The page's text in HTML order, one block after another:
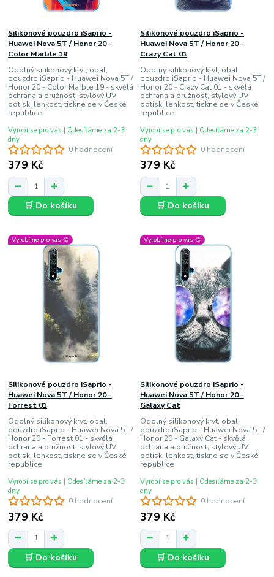
0 hodnocení
Silikonové pouzdro iSaprio -
Huawei Nova 5T / Honor 20 -
Color Marble 19
Odolný silikonový kryt, obal,
pouzdro iSaprio - Huawei Nova 5T /
Honor 20 - Color Marble 19 - skvělá
ochrana a pružnost, stylový UV
potisk, lehkost, tiskne se v České
republice
379 Kč
Vyrobí se pro vás | Odesíláme za 2-3
dny
🛒 Do košíku
0 hodnocení
Silikonové pouzdro iSaprio -
Huawei Nova 5T / Honor 20 -
Crazy Cat 01
Odolný silikonový kryt, obal,
pouzdro iSaprio - Huawei Nova 5T /
Honor 20 - Crazy Cat 01 - skvělá
ochrana a pružnost, stylový UV
potisk, lehkost, tiskne se v České
republice
379 Kč
Vyrobí se pro vás | Odesíláme za 2-3
dny
🛒 Do košíku
Vyrobíme pro vás 🎨
0 hodnocení
Silikonové pouzdro iSaprio -
Huawei Nova 5T / Honor 20 -
Forrest 01
Odolný silikonový kryt, obal,
pouzdro iSaprio - Huawei Nova 5T /
Honor 20 - Forrest 01 - skvělá
ochrana a pružnost, stylový UV
potisk, lehkost, tiskne se v České
republice
379 Kč
Vyrobí se pro vás | Odesíláme za 2-3
dny
🛒 Do košíku
Vyrobíme pro vás 🎨
0 hodnocení
Silikonové pouzdro iSaprio -
Huawei Nova 5T / Honor 20 -
Galaxy Cat
Odolný silikonový kryt, obal,
pouzdro iSaprio - Huawei Nova 5T /
Honor 20 - Galaxy Cat - skvělá
ochrana a pružnost, stylový UV
potisk, lehkost, tiskne se v České
republice
379 Kč
Vyrobí se pro vás | Odesíláme za 2-3
dny
🛒 Do košíku